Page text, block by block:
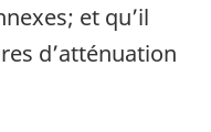
et qu’il
d’atténuation